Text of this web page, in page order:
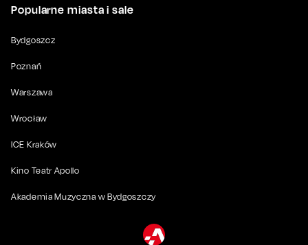
Popularne miasta i sale
Bydgoszcz
Poznań
Warszawa
Wrocław
ICE Kraków
Kino Teatr Apollo
Akademia Muzyczna w Bydgoszczy